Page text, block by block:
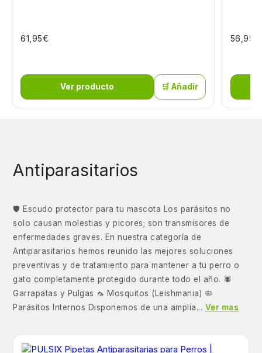
61,95€
Ver producto 🛒 Añadir
56,95
Antiparasitarios
🛡️ Escudo protector para tu mascota Los parásitos no
solo causan molestias y picores; son transmisores de
enfermedades graves. En nuestra categoría de
Antiparasitarios hemos reunido las mejores soluciones
preventivas y de tratamiento para mantener a tu perro o
gato completamente protegido durante todo el año. 🕷️
Garrapatas y Pulgas 🦟 Mosquitos (Leishmania) 🦠
Parásitos Internos Disponemos de una amplia... Ver mas